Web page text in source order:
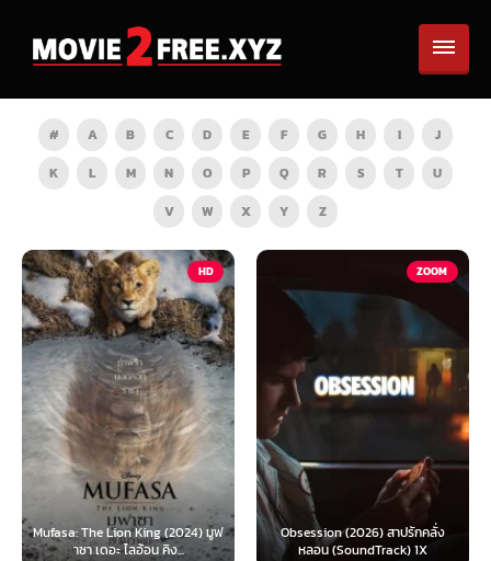
# A B C D E F G H I
J
K
L M N O P Q R S T
U
V
W X Y Z
HD
Lion King (2024) มูฟ
อะ ไลอ้อน คิง...
Obsession (2026) สาปรักคลั่ง
หลอน (SoundTrack) 1X
Survive